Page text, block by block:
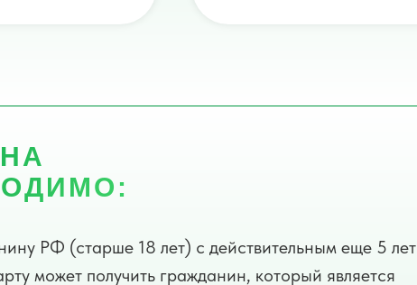
РФ (старше 18 лет) с действительным еще 5 лет
может получить гражданин, который является